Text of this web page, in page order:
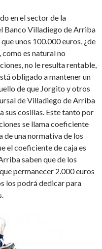
en el sector de la
Banco Villadiego de Arriba
unos 100.000 euros, ¿de
como es natural no
no le resulta rentable,
obligado a mantener un
de que Jorgito y otros
de Villadiego de Arriba
sus cosillas. Este tanto por
se llama coeficiente
de una normativa de los
el coeficiente de caja es
saben que de los
permanecer 2.000 euros
los podrá dedicar para